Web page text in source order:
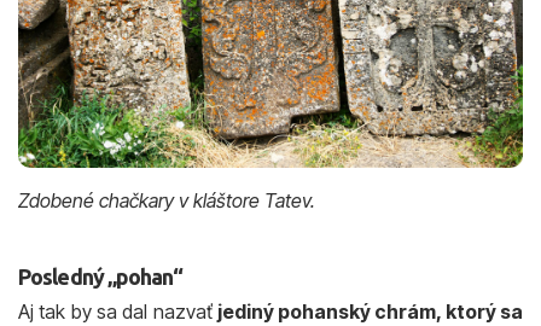
Zdobené chačkary v kláštore Tatev.
Posledný „pohan“
Aj tak by sa dal nazvať jediný pohanský chrám, ktorý sa